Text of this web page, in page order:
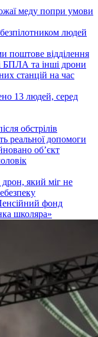
меду попри умови
людей
поштове відділення
БПЛА та інші дрони
станцій на час
13 людей, серед
обстрілів
реальної допомоги
об’єкт
який міг не
фонд
школяра»